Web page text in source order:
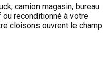
camion magasin, bureau
reconditionné à votre
cloisons ouvrent le champ